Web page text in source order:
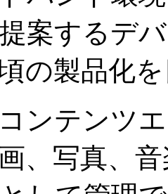
案するデ
の製品化
ンテンツ
、写真、